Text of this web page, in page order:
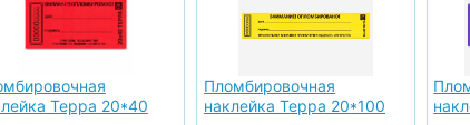
Терра 20*40
Пломбировочная
наклейка Терра 20*100